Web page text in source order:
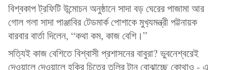
বিশ্বকাপ ট্রফিটি উন্মোচন অনুষ্ঠানে সাদা বড় ঘেরের পাজামা আর
গোল গলা সাদা পাঞ্জাবির টেডমার্ক পোশাকে মুখ‍্যমন্ত্রী পট্টনায়ক
বারবার বার্তা দিলেন, “কথা কম, কাজ বেশি।”
সত্যিই কাজ বেশিতে বিশ্বাসী প্রশাসনের বাবুরা? ভুবনেশ্বরেই
দেওয়ালে দেওয়ালে হকির চিত্রে তুলির টান বোঝাচ্ছে কোথাও - এ